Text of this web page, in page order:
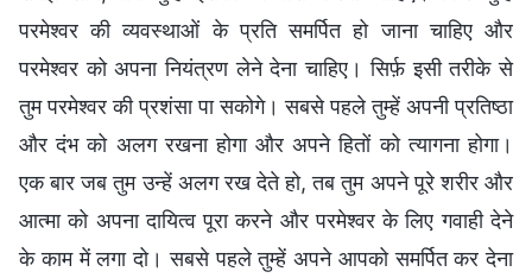
परमेश्वर की व्यवस्थाओं के प्रति समर्पित हो जाना चाहिए और
परमेश्वर को अपना नियंत्रण लेने देना चाहिए। सिर्फ़ इसी तरीके से
तुम परमेश्वर की प्रशंसा पा सकोगे। सबसे पहले तुम्हें अपनी प्रतिष्ठा
और दंभ को अलग रखना होगा और अपने हितों को त्यागना होगा।
एक बार जब तुम उन्हें अलग रख देते हो, तब तुम अपने पूरे शरीर और
आत्मा को अपना दायित्व पूरा करने और परमेश्वर के लिए गवाही देने
के काम में लगा दो। सबसे पहले तुम्हें अपने आपको समर्पित कर देना